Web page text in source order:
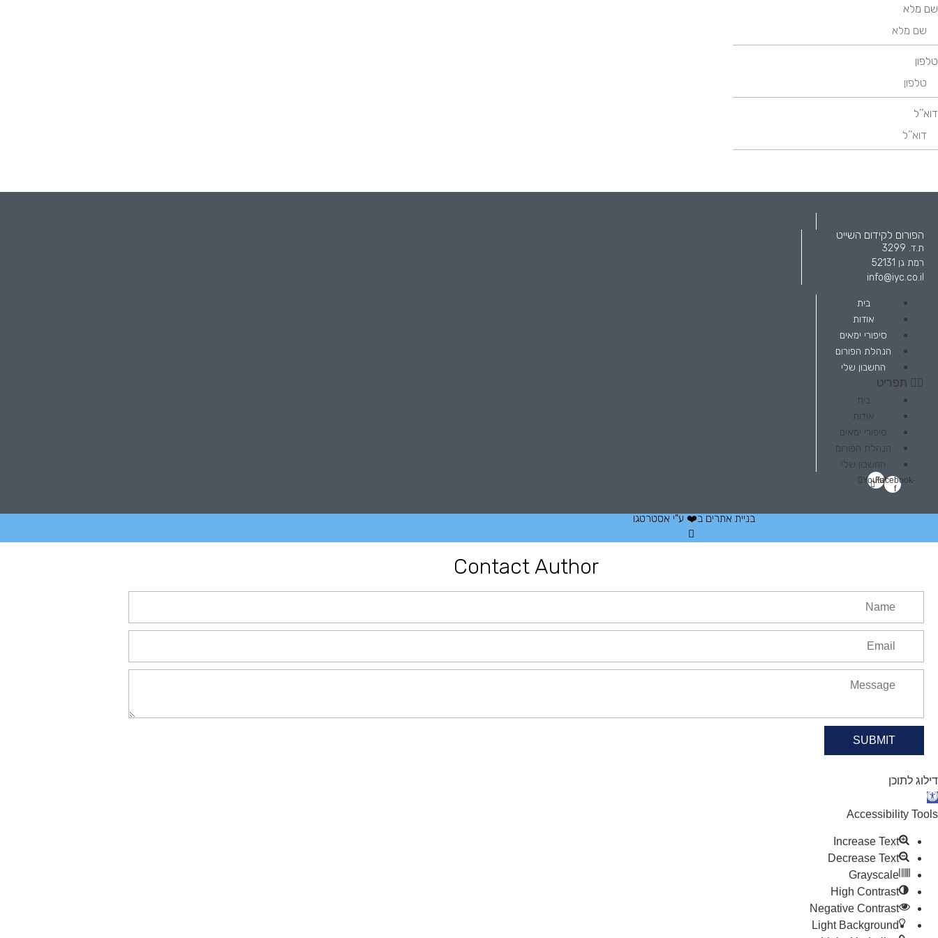
שם מלא
טלפון
דוא’’ל
הפורום לקידום השייט
ת.ד. 3299
רמת גן 52131
info@iyc.co.il
בית
אודות
סיפורי ימאים
הנהלת הפורום
החשבון שלי
תפריט
בית
אודות
סיפורי ימאים
הנהלת הפורום
החשבון שלי
Facebook-
f
Youtube
בניית אתרים ב❤️ ע"י אסטרטגו
Contact Author
SUBMIT
דילוג לתוכן
פתח סרגל נגישות
Accessibility Tools
Increase Text
Decrease Text
Grayscale
High Contrast
Negative Contrast
Light Background